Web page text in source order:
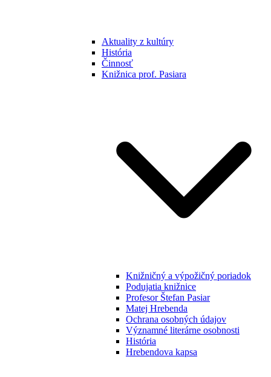
Aktuality z kultúry
História
Činnosť
Knižnica prof. Pasiara
Knižničný a výpožičný poriadok
Podujatia knižnice
Profesor Štefan Pasiar
Matej Hrebenda
Ochrana osobných údajov
Významné literárne osobnosti
História
Hrebendova kapsa